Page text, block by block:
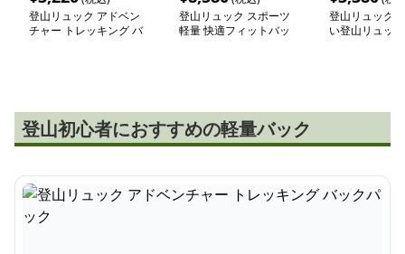
登山リュック アドベン
チャー トレッキング バ
登山リュック スポーツ
軽量 快適フィットバッ
登山リュック
い登山リュック
登山初心者におすすめの軽量バック